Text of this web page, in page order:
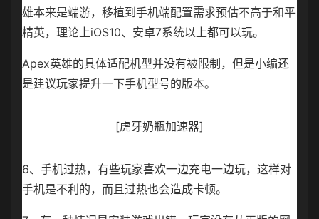
雄本来是端游，移植到手机端配置需求预估不高于和平
精英，理论上iOS10、安卓7系统以上都可以玩。
Apex英雄的具体适配机型并没有被限制，但是小编还
是建议玩家提升一下手机型号的版本。
[虎牙奶瓶加速器]
6、手机过热，有些玩家喜欢一边充电一边玩，这样对
手机是不利的，而且过热也会造成卡顿。